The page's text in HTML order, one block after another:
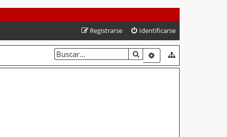
Identificarse
Registrarse
BUSCARBÚSQUEDA